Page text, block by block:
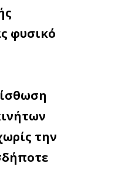
φυσικό
την